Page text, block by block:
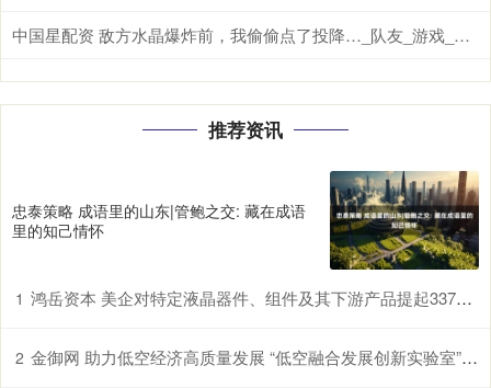
中国星配资 敌方水晶爆炸前，我偷偷点了投降…_队友_游戏_因为
推荐资讯
忠泰策略 成语里的山东|管鲍之交: 藏在成语
里的知己情怀
1 鸿岳资本 美企对特定液晶器件、组件及其下游产品提起337调查申请，多家中企为列名被告
2 金御网 助力低空经济高质量发展 “低空融合发展创新实验室”在鄂揭牌